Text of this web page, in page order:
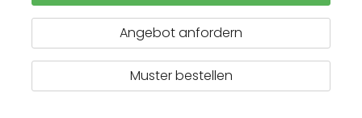
RECTANGULAR
Angebot anfordern
Muster bestellen